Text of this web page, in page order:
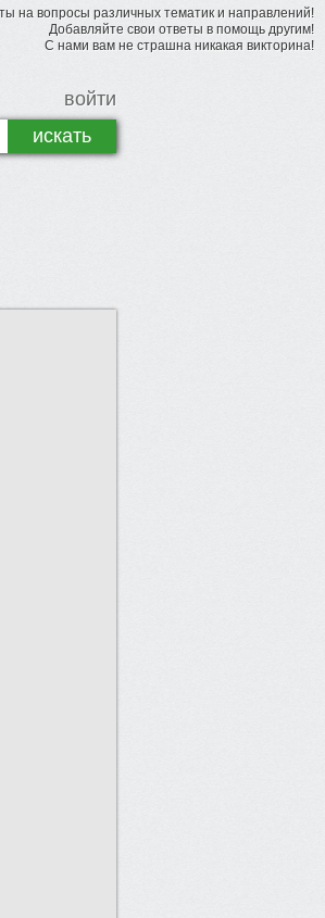
на вопросы различных тематик и направлений!
Добавляйте свои ответы в помощь другим!
С нами вам не страшна никакая викторина!
войти